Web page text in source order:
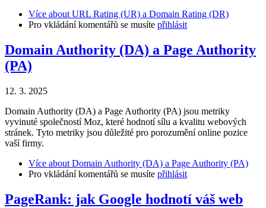
Více about URL Rating (UR) a Domain Rating (DR)
Pro vkládání komentářů se musíte přihlásit
Domain Authority (DA) a Page Authority
(PA)
12. 3. 2025
Domain Authority (DA) a Page Authority (PA) jsou metriky
vyvinuté společností Moz, které hodnotí sílu a kvalitu webových
stránek. Tyto metriky jsou důležité pro porozumění online pozice
vaší firmy.
Více about Domain Authority (DA) a Page Authority (PA)
Pro vkládání komentářů se musíte přihlásit
PageRank: jak Google hodnotí váš web